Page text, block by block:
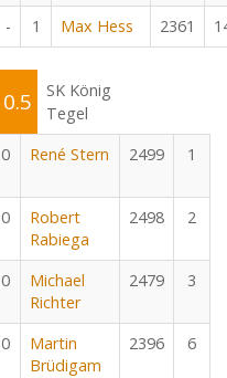
- 1 Max Hess 2361
0.5
SK König
Tegel
0 René Stern 2499 1
0
Robert
Rabiega
2498 2
0
Michael
Richter
2479 3
0
Martin
Brüdigam
2396 6